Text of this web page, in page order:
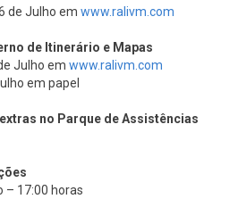
de Julho em www.ralivm.com
de Itinerário e Mapas
Julho em www.ralivm.com
em papel
no Parque de Assistências
– 17:00 horas